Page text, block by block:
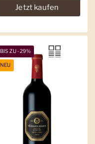
Jetzt kaufen
BIS ZU -29%
NEU